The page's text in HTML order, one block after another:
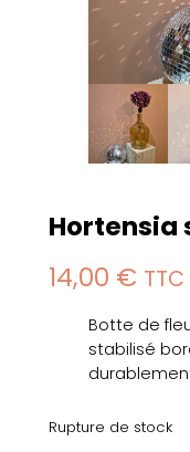
Hortensia
14,00 € TTC
Botte de
stabilisé
Rupture de stock